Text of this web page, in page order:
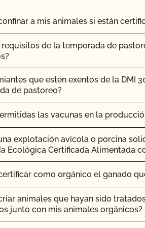
saber si el certificado orgánico
es válido?
conecto a MyCCOF? ¿Cómo
de inicio de sesión?
una solicitud para actualizar mi
actualizaciones de OSP, etc.)?
mis datos o contactos?
mi Plan de Sistema Orgánico
ver la información de contacto
autorizados?
a mis animales si están
requisitos de la temporada de
que estén exentos de la DMI
de pastoreo?
las vacunas en la
explotación avícola o porcina
Ecológica Certificada Alimentada
como orgánico el ganado
animales que hayan sido
junto con mis animales orgánicos?